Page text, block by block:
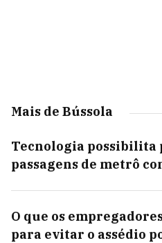
Mais de Bússola
Tecnologia possibilita
passagens de metrô
O que os
para evitar o assédio